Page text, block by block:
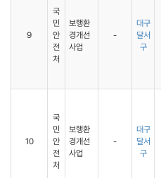
9
국
민
안
전
처
보행환
경개선
사업
-
대구
달서
구
10
국
민
안
전
처
보행환
경개선
사업
-
대구
달서
구